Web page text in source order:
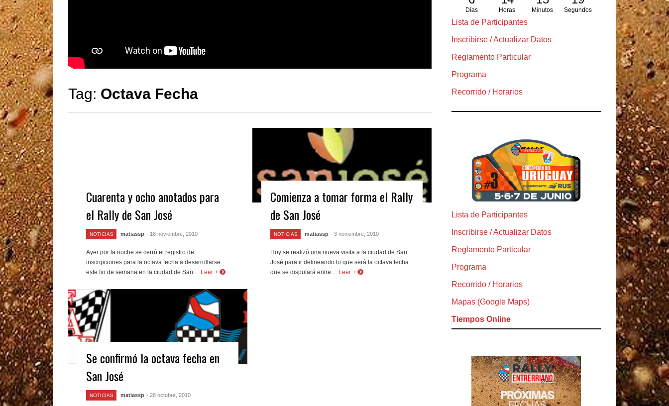
Tag: Octava Fecha
Cuarenta y ocho anotados para
el Rally de San José
NOTICIAS matiassp - 18 noviembre, 2010
Ayer por la noche se cerró el registro de
inscripciones para la octava fecha a desarrollarse
este fin de semana en la ciudad de San ...
Leer +
Comienza a tomar forma el Rally
de San José
NOTICIAS matiassp - 3 noviembre, 2010
Hoy se realizó una nueva visita a la ciudad de San
José para ir delineando lo que será la octava fecha
que se disputará entre ...
Leer +
Se confirmó la octava fecha en
San José
NOTICIAS matiassp - 28 octubre, 2010
Días Horas Minutos Segundos
Lista de Participantes
Inscribirse / Actualizar Datos
Reglamento Particular
Programa
Recorrido / Horarios
Lista de Participantes
Inscribirse / Actualizar Datos
Reglamento Particular
Programa
Recorrido / Horarios
Mapas (Google Maps)
Tiempos Online